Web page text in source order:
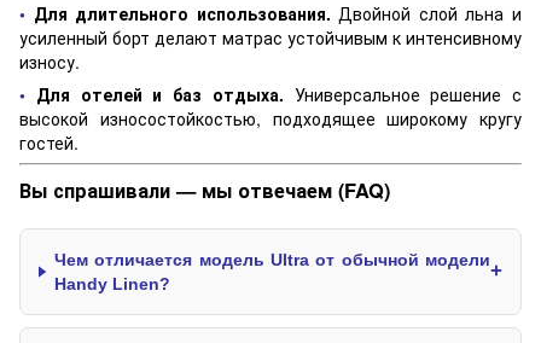
• Для длительного использования. Двойной слой льна и
усиленный борт делают матрас устойчивым к интенсивному
износу.
• Для отелей и баз отдыха. Универсальное решение с
высокой износостойкостью, подходящее широкому кругу
гостей.
Вы спрашивали — мы отвечаем (FAQ)
Чем отличается модель Ultra от обычной модели
Handy Linen?
+